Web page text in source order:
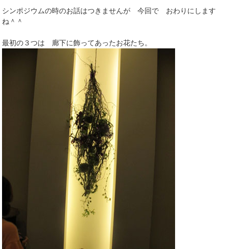
シンポジウムの時のお話はつきませんが 今回で おわりにします
ね＾＾
最初の３つは 廊下に飾ってあったお花たち。